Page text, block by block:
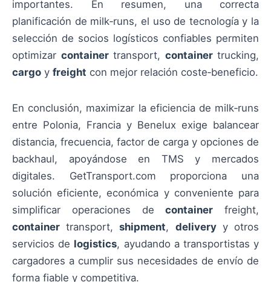
importantes. En resumen, una correcta
planificación de milk‑runs, el uso de tecnología y la
selección de socios logísticos confiables permiten
optimizar containertransport, containertrucking,
cargo y freight con mejor relación coste‑beneficio.
En conclusión, maximizar la eficiencia de milk‑runs
entre Polonia, Francia y Benelux exige balancear
distancia, frecuencia, factor de carga y opciones de
backhaul, apoyándose en TMS y mercados
digitales. GetTransport.com proporciona una
solución eficiente, económica y conveniente para
simplificar operaciones decontainer freight,
container transport,shipment, deliveryy otros
servicios de logistics, ayudando a transportistas y
cargadores a cumplir sus necesidades de envío de
forma fiable y competitiva.